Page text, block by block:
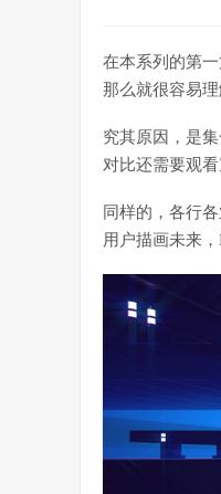
在本系列的第
那么就很容易
究其原因，是
对比还需要观
同样的，各行
用户描画未来